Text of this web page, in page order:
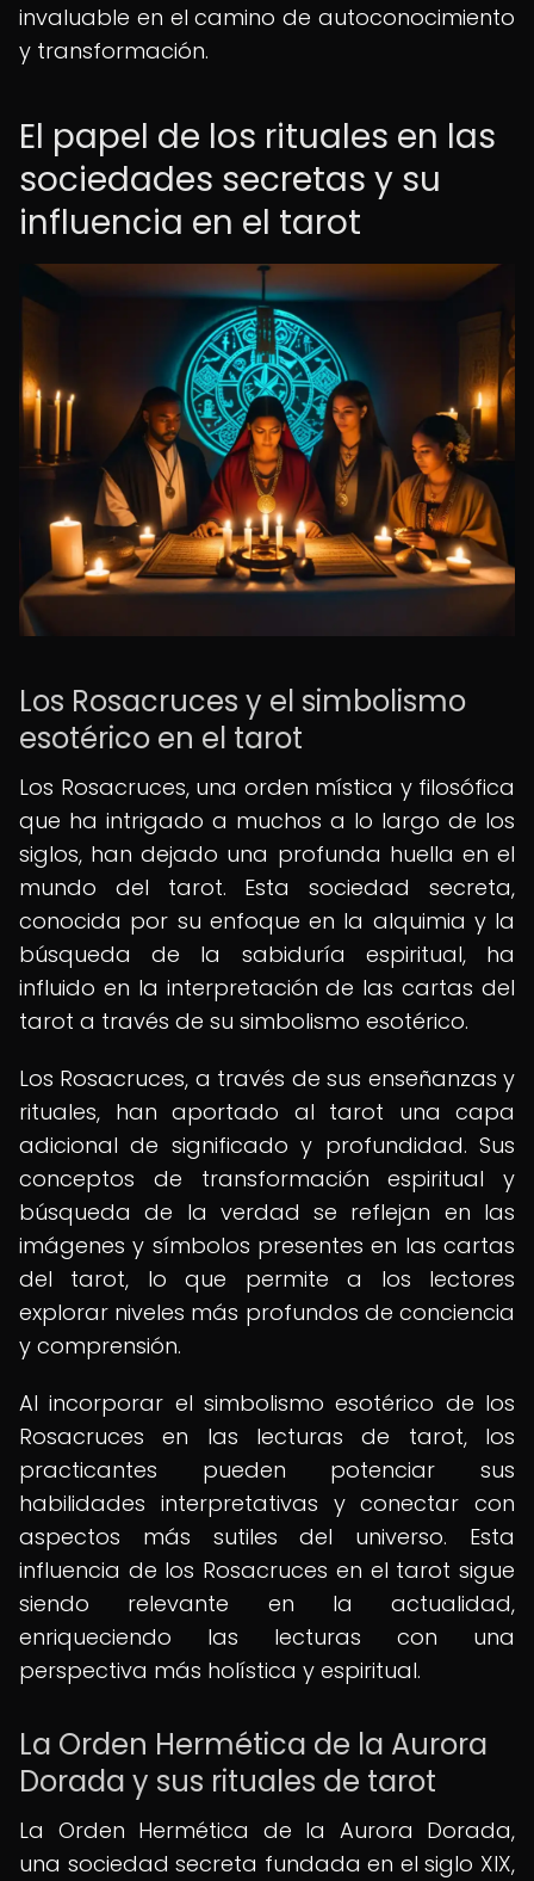
invaluable en el camino de autoconocimiento
y transformación.
El papel de los rituales en las
sociedades secretas y su
influencia en el tarot
Los Rosacruces y el simbolismo
esotérico en el tarot
Los Rosacruces, una orden mística y filosófica
que ha intrigado a muchos a lo largo de los
siglos, han dejado una profunda huella en el
mundo del tarot. Esta sociedad secreta,
conocida por su enfoque en la alquimia y la
búsqueda de la sabiduría espiritual, ha
influido en la interpretación de las cartas del
tarot a través de su simbolismo esotérico.
Los Rosacruces, a través de sus enseñanzas y
rituales, han aportado al tarot una capa
adicional de significado y profundidad. Sus
conceptos de transformación espiritual y
búsqueda de la verdad se reflejan en las
imágenes y símbolos presentes en las cartas
del tarot, lo que permite a los lectores
explorar niveles más profundos de conciencia
y comprensión.
Al incorporar el simbolismo esotérico de los
Rosacruces en las lecturas de tarot, los
practicantes pueden potenciar sus
habilidades interpretativas y conectar con
aspectos más sutiles del universo. Esta
influencia de los Rosacruces en el tarot sigue
siendo relevante en la actualidad,
enriqueciendo las lecturas con una
perspectiva más holística y espiritual.
La Orden Hermética de la Aurora
Dorada y sus rituales de tarot
La Orden Hermética de la Aurora Dorada,
una sociedad secreta fundada en el siglo XIX,